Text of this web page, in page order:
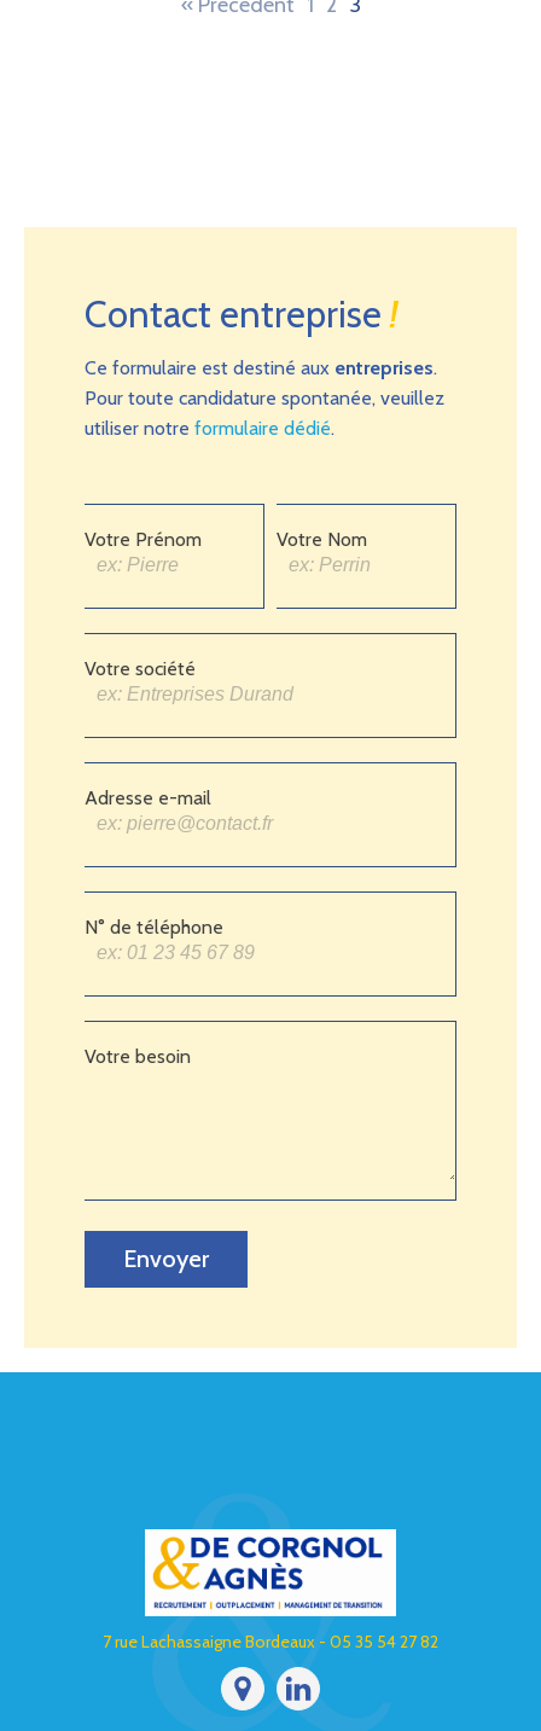
Contact entreprise!
Ce formulaire est destiné aux entreprises.
Pour toute candidature spontanée, veuillez
utiliser notre formulaire dédié.
Votre Prénom Votre Nom
Votre société
Adresse e-mail
N° de téléphone
Votre besoin
Envoyer
7 rue Lachassaigne Bordeaux - 05 35 54 27 82